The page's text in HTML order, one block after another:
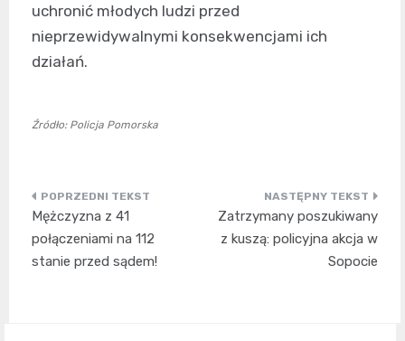
uchronić młodych ludzi przed
nieprzewidywalnymi konsekwencjami ich
działań.
Źródło: Policja Pomorska
Nawigacja
wpisu
Mężczyzna z 41
połączeniami na 112
stanie przed sądem!
Zatrzymany poszukiwany
z kuszą: policyjna akcja w
Sopocie